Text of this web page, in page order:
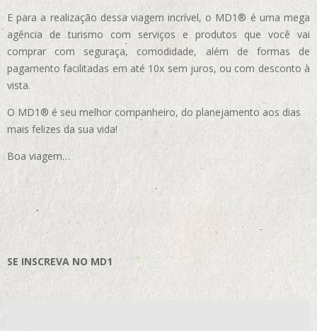
E para a realização dessa viagem incrível, o MD1® é uma mega
agência de turismo com serviços e produtos que você vai
comprar com seguraça, comodidade, além de formas de
pagamento facilitadas em até 10x sem juros, ou com desconto à
vista.
O MD1® é seu melhor companheiro, do planejamento aos dias
mais felizes da sua vida!
Boa viagem…
SE INSCREVA NO MD1